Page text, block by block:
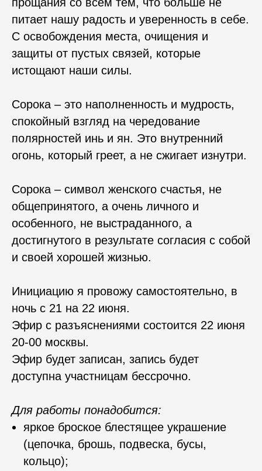
питает нашу радость и уверенность в себе.
С освобождения места, очищения и
защиты от пустых связей, которые
истощают наши силы.
Сорока – это наполненность и мудрость,
спокойный взгляд на чередование
полярностей инь и ян. Это внутренний
огонь, который греет, а не сжигает изнутри.
Сорока – символ женского счастья, не
общепринятого, а очень личного и
особенного, не выстраданного, а
достигнутого в результате согласия с собой
и своей хорошей жизнью.
Инициацию я провожу самостоятельно, в
ночь с 21 на 22 июня.
Эфир с разъяснениями состоится 22 июня
20-00 москвы.
Эфир будет записан, запись будет
доступна участницам бессрочно.
Для работы понадобится:
яркое броское блестящее украшение
(цепочка, брошь, подвеска, бусы,
кольцо);